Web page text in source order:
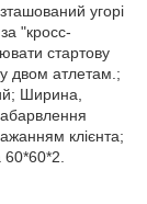
угорі
"кросс-
стартову
двом атлетам.;
Ширина,
клієнта;